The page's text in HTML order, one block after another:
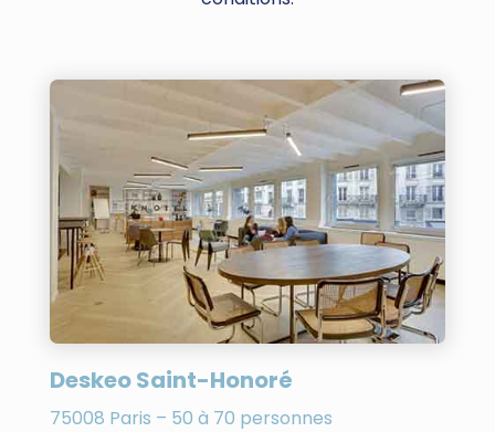
Deskeo Saint-Honoré
75008 Paris – 50 à 70 personnes